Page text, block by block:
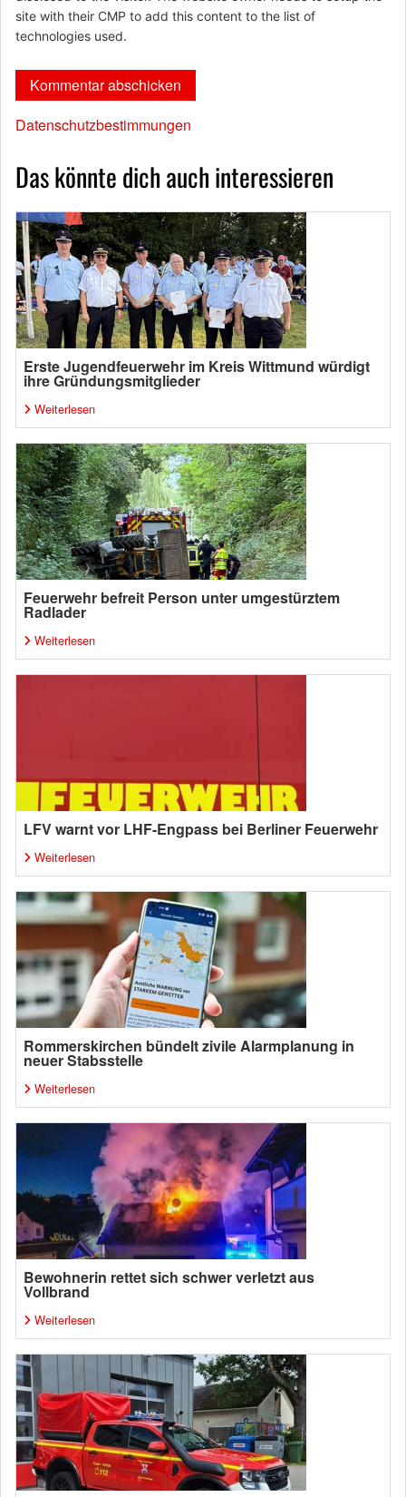
site with their CMP to add this content to the list of
technologies used.
Datenschutzbestimmungen
Das könnte dich auch interessieren
Erste Jugendfeuerwehr im Kreis Wittmund würdigt
ihre Gründungsmitglieder
Weiterlesen
Feuerwehr befreit Person unter umgestürztem
Radlader
Weiterlesen
LFV warnt vor LHF-Engpass bei Berliner Feuerwehr
Weiterlesen
Rommerskirchen bündelt zivile Alarmplanung in
neuer Stabsstelle
Weiterlesen
Bewohnerin rettet sich schwer verletzt aus
Vollbrand
Weiterlesen